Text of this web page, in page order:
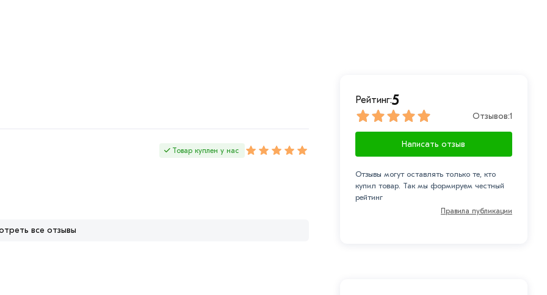
Товар куплен у нас
все отзывы
Рейтинг:5
Отзывов:1
Написать отзыв
Отзывы могут оставлять только те, кто
купил товар. Так мы формируем честный
рейтинг
Правила публикации